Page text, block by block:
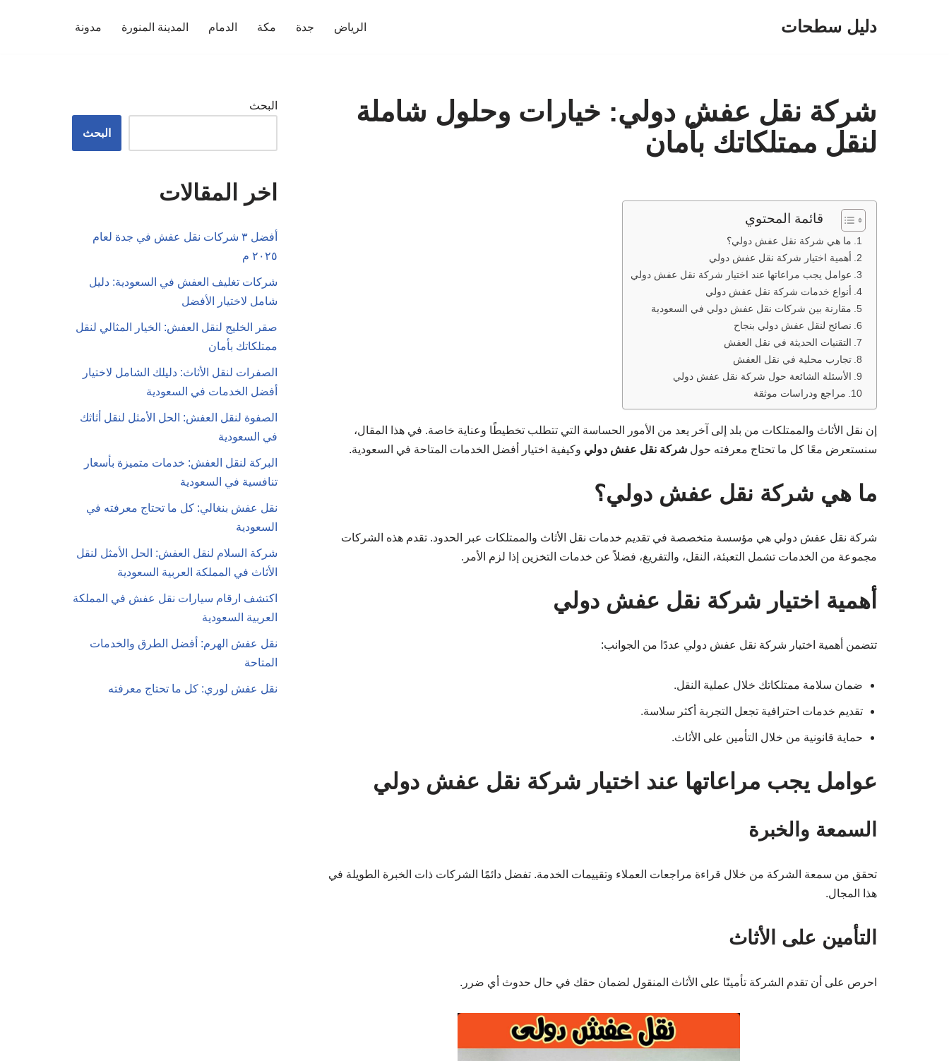
دليل سطحات الرياض جدة مكة الدمام المدينة المنورة مدونة
شركة نقل عفش دولي: خيارات وحلول شاملة
لنقل ممتلكاتك بأمان
قائمة المحتوي
ما هي شركة نقل عفش دولي؟
أهمية اختيار شركة نقل عفش دولي
عوامل يجب مراعاتها عند اختيار شركة نقل عفش دولي
أنواع خدمات شركة نقل عفش دولي
مقارنة بين شركات نقل عفش دولي في السعودية
نصائح لنقل عفش دولي بنجاح
التقنيات الحديثة في نقل العفش
تجارب محلية في نقل العفش
الأسئلة الشائعة حول شركة نقل عفش دولي
مراجع ودراسات موثقة
إن نقل الأثاث والممتلكات من بلد إلى آخر يعد من الأمور الحساسة التي تتطلب تخطيطًا وعناية خاصة. في هذا المقال،
سنستعرض معًا كل ما تحتاج معرفته حول شركة نقل عفش دولي وكيفية اختيار أفضل الخدمات المتاحة في السعودية.
ما هي شركة نقل عفش دولي؟
شركة نقل عفش دولي هي مؤسسة متخصصة في تقديم خدمات نقل الأثاث والممتلكات عبر الحدود. تقدم هذه الشركات
مجموعة من الخدمات تشمل التعبئة، النقل، والتفريغ، فضلاً عن خدمات التخزين إذا لزم الأمر.
أهمية اختيار شركة نقل عفش دولي
تتضمن أهمية اختيار شركة نقل عفش دولي عددًا من الجوانب:
ضمان سلامة ممتلكاتك خلال عملية النقل.
تقديم خدمات احترافية تجعل التجربة أكثر سلاسة.
حماية قانونية من خلال التأمين على الأثاث.
عوامل يجب مراعاتها عند اختيار شركة نقل عفش دولي
السمعة والخبرة
تحقق من سمعة الشركة من خلال قراءة مراجعات العملاء وتقييمات الخدمة. تفضل دائمًا الشركات ذات الخبرة الطويلة في
هذا المجال.
التأمين على الأثاث
احرص على أن تقدم الشركة تأمينًا على الأثاث المنقول لضمان حقك في حال حدوث أي ضرر.
البحث
البحث
اخر المقالات
أفضل ٣ شركات نقل عفش في جدة لعام
٢٠٢٥ م
شركات تغليف العفش في السعودية: دليل
شامل لاختيار الأفضل
صقر الخليج لنقل العفش: الخيار المثالي لنقل
ممتلكاتك بأمان
الصفرات لنقل الأثاث: دليلك الشامل لاختيار
أفضل الخدمات في السعودية
الصفوة لنقل العفش: الحل الأمثل لنقل أثاثك
في السعودية
البركة لنقل العفش: خدمات متميزة بأسعار
تنافسية في السعودية
نقل عفش بنغالي: كل ما تحتاج معرفته في
السعودية
شركة السلام لنقل العفش: الحل الأمثل لنقل
الأثاث في المملكة العربية السعودية
اكتشف ارقام سيارات نقل عفش في المملكة
العربية السعودية
نقل عفش الهرم: أفضل الطرق والخدمات
المتاحة
نقل عفش لوري: كل ما تحتاج معرفته